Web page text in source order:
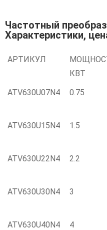
Частотный
Характеристики,
АРТИКУЛ
КВТ
ATV630U07N4
0.75
ATV630U15N4 1.5
ATV630U22N4 2.2
ATV630U30N4 3
ATV630U40N4 4